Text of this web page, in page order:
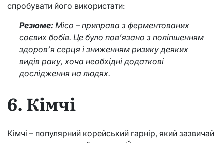
спробувати його використати:
Резюме: Місо – приправа з ферментованих
соєвих бобів. Це було пов’язано з поліпшенням
здоров’я серця і зниженням ризику деяких
видів раку, хоча необхідні додаткові
дослідження на людях.
6. Кімчі
Кімчі – популярний корейський гарнір, який зазвичай